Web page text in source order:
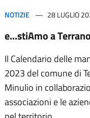
NOTIZIE 28 LUGLIO
e...stiAmo a
Il Calendario delle
2023 del comune di
Minulio in
associazioni e le